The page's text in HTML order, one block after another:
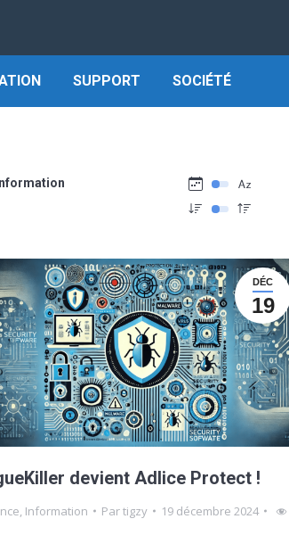
SUPPORT SOCIÉTÉ
Information
DÉC
19
devient Adlice Protect !
, Information Partigzy
19 décembre 2024